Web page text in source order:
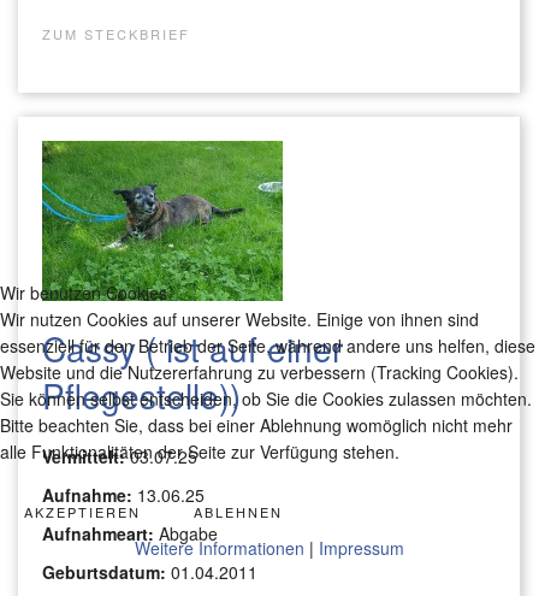
ZUM STECKBRIEF
Cassy ( ist auf einer
Pflegestelle))
Vermittelt:03.07.25
Aufnahme: 13.06.25
Aufnahmeart: Abgabe
Geburtsdatum: 01.04.2011
Wir benutzen Cookies
Wir nutzen Cookies auf unserer Website. Einige von ihnen sind
essenziell für den Betrieb der Seite, während andere uns helfen, diese
Website und die Nutzererfahrung zu verbessern (Tracking Cookies).
Sie können selbst entscheiden, ob Sie die Cookies zulassen möchten.
Bitte beachten Sie, dass bei einer Ablehnung womöglich nicht mehr
alle Funktionalitäten der Seite zur Verfügung stehen.
AKZEPTIEREN ABLEHNEN
Weitere Informationen | Impressum